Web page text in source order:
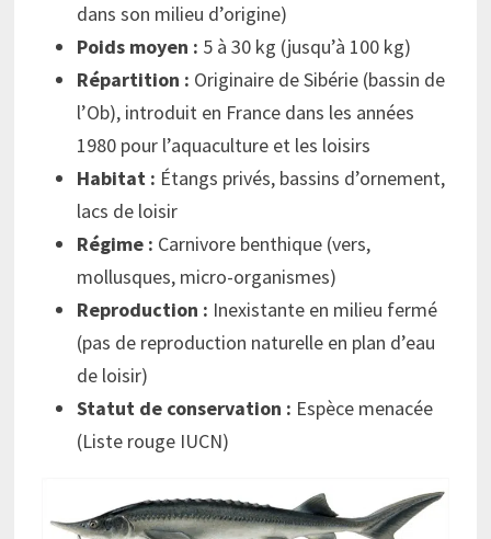
dans son milieu d’origine)
Poids moyen : 5 à 30 kg (jusqu’à 100 kg)
Répartition : Originaire de Sibérie (bassin de
l’Ob), introduit en France dans les années
1980 pour l’aquaculture et les loisirs
Habitat : Étangs privés, bassins d’ornement,
lacs de loisir
Régime : Carnivore benthique (vers,
mollusques, micro-organismes)
Reproduction : Inexistante en milieu fermé
(pas de reproduction naturelle en plan d’eau
de loisir)
Statut de conservation : Espèce menacée
(Liste rouge IUCN)